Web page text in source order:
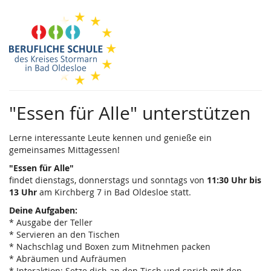
Haupt-
Inhalt
springen
"Essen für Alle" unterstützen
Lerne interessante Leute kennen und genieße ein
gemeinsames Mittagessen!
"Essen für Alle"
findet dienstags, donnerstags und sonntags von 11:30 Uhr bis
13 Uhr am Kirchberg 7 in Bad Oldesloe statt.
Deine Aufgaben:
* Ausgabe der Teller
* Servieren an den Tischen
* Nachschlag und Boxen zum Mitnehmen packen
* Abräumen und Aufräumen